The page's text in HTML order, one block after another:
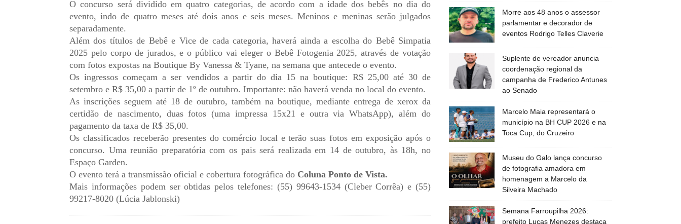
O concurso será dividido em quatro categorias, de acordo com a idade dos bebês no dia do
evento, indo de quatro meses até dois anos e seis meses. Meninos e meninas serão julgados
separadamente.
Além dos títulos de Bebê e Vice de cada categoria, haverá ainda a escolha do Bebê Simpatia
2025 pelo corpo de jurados, e o público vai eleger o Bebê Fotogenia 2025, através de votação
com fotos expostas na Boutique By Vanessa & Tyane, na semana que antecede o evento.
Os ingressos começam a ser vendidos a partir do dia 15 na boutique: R$ 25,00 até 30 de
setembro e R$ 35,00 a partir de 1º de outubro. Importante: não haverá venda no local do evento.
As inscrições seguem até 18 de outubro, também na boutique, mediante entrega de xerox da
certidão de nascimento, duas fotos (uma impressa 15x21 e outra via WhatsApp), além do
pagamento da taxa de R$ 35,00.
Os classificados receberão presentes do comércio local e terão suas fotos em exposição após o
concurso. Uma reunião preparatória com os pais será realizada em 14 de outubro, às 18h, no
Espaço Garden.
O evento terá a transmissão oficial e cobertura fotográfica do Coluna Ponto de Vista.
Mais informações podem ser obtidas pelos telefones: (55) 99643-1534 (Cleber Corrêa) e (55)
99217-8020 (Lúcia Jablonski)
Morre aos 48 anos o assessor
parlamentar e decorador de
eventos Rodrigo Telles Claverie
Suplente de vereador anuncia
coordenação regional da
campanha de Frederico Antunes
ao Senado
Marcelo Maia representará o
município na BH CUP 2026 e na
Toca Cup, do Cruzeiro
Museu do Galo lança concurso
de fotografia amadora em
homenagem a Marcelo da
Silveira Machado
Semana Farroupilha 2026:
prefeito Lucas Menezes destaca